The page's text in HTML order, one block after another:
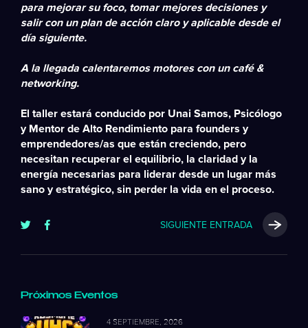
para mejorar su foco, tomar mejores decisiones y
salir con un plan de acción claro y aplicable desde el
día siguiente.
A la llegada calentaremos motores con un café &
networking.
El taller estará conducido por Unai Samos, Psicólogo
y Mentor de Alto Rendimiento para founders y
emprendedores/as que están creciendo, pero
necesitan recuperar el equilibrio, la claridad y la
energía necesarias para liderar desde un lugar más
sano y estratégico, sin perder la vida en el proceso.
SIGUIENTE ENTRADA
Próximos Eventos
4 SEPTIEMBRE, 2026